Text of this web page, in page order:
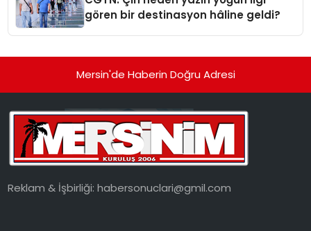
gören bir destinasyon hâline geldi?
Mersin'de Haberin Doğru Adresi
Reklam & İşbirliği:habersonuclari@gmil.com